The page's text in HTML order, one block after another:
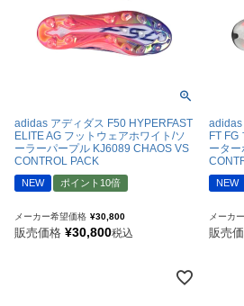
adidas アディダス F50 HYPERFAST
ELITE AG フットウェアホワイト/ソ
ーラーパープル KJ6089 CHAOS VS
CONTROL PACK
NEW ポイント10倍
メーカー希望価格 ¥30,800
販売価格 ¥30,800税込
adidas
FT FG
ータ
NEW
メーカ
販売